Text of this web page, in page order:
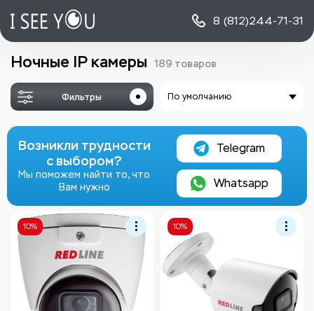
8 (812)244-71-31
Ночные IP камеры 189 товаров
Фильтры По умолчанию
Возникли трудности
с выбором?
Мы поможем найти то, что
Вам нужно
Telegram
Whatsapp
10% 10%